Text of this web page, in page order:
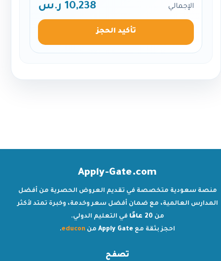
الإجمالي 10,238 ر.س
تأكيد الحجز
Apply-Gate.com
منصة سعودية متخصصة في تقديم العروض الحصرية من أفضل
المدارس العالمية، مع ضمان أفضل سعر وخدمة، وخبرة تمتد لأكثر
من 20 عامًا
في التعليم الدولي.
احجز بثقة مع Apply Gate من educon
.
تصفح